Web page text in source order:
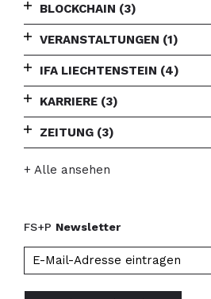
BLOCKCHAIN (3)
VERANSTALTUNGEN (1)
IFA LIECHTENSTEIN (4)
KARRIERE (3)
ZEITUNG (3)
+ Alle ansehen
FS+P Newsletter